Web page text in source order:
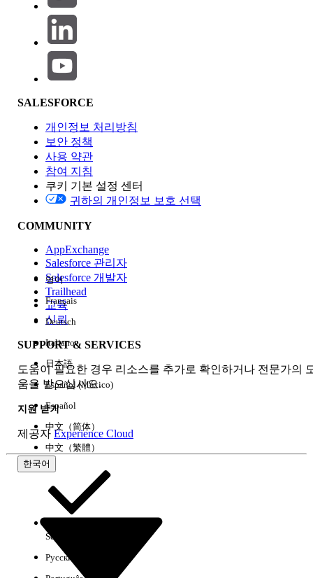
제품 영역
기능 영향
Edition
경험
SALESFORCE
개인정보 처리방침
보안 정책
사용 약관
참여 지침
쿠키 기본 설정 센터
귀하의 개인정보 보호 선택
COMMUNITY
AppExchange
Salesforce 관리자
Salesforce 개발자
Trailhead
교육
신뢰
SUPPORT & SERVICES
도움이 필요한 경우 리소스를 추가로 확인하거나 전문가의
움을 받으십시오.
지원 받기
제공자 Experience Cloud
한국어
영어
Français
Deutsch
Italiano
日本語
Español (México)
Español
中文（简体）
中文（繁體）
Select Org
Русский